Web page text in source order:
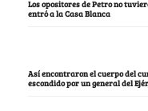
Los opositores de Petro no
entró a la Casa Blanca
Así encontraron el cuerpo del
escondido por un general del